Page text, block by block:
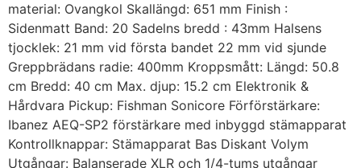
material: Ovangkol Skallängd: 651 mm Finish :
Sidenmatt Band: 20 Sadelns bredd : 43mm Halsens
tjocklek: 21 mm vid första bandet 22 mm vid sjunde
Greppbrädans radie: 400mm Kroppsmått: Längd: 50.8
cm Bredd: 40 cm Max. djup: 15.2 cm Elektronik &
Hårdvara Pickup: Fishman Sonicore Förförstärkare:
Ibanez AEQ-SP2 förstärkare med inbyggd stämapparat
Kontrollknappar: Stämapparat Bas Diskant Volym
Utgångar: Balanserade XLR och 1/4-tums utgångar